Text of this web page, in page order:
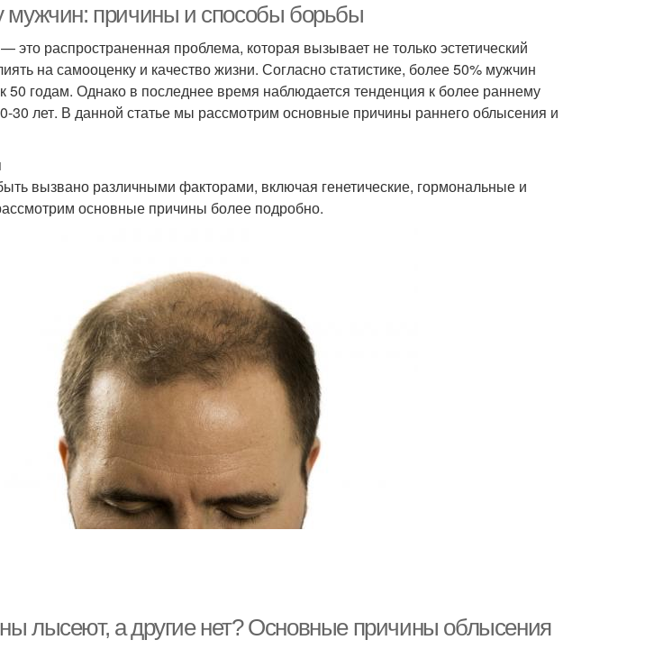
мужчин: причины и способы борьбы
распространенная проблема, которая вызывает не только эстетический
на самооценку и качество жизни. Согласно статистике, более 50% мужчин
50 годам. Однако в последнее время наблюдается тенденция к более раннему
30 лет. В данной статье мы рассмотрим основные причины раннего облысения и
вызвано различными факторами, включая генетические, гормональные и
основные причины более подробно.
лысеют, а другие нет? Основные причины облысения